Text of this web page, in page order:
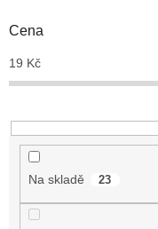
d
k
t
Cena
19 Kč
Na skladě 23